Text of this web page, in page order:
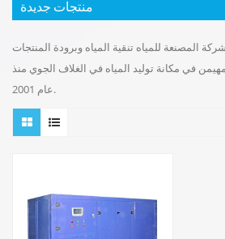
منتجات جديدة
المصنعة للمياه تنقية المياه وبرودة المنتجات
في مكانة توليد المياه في الغلاف الجوي منذ
عام 2001.